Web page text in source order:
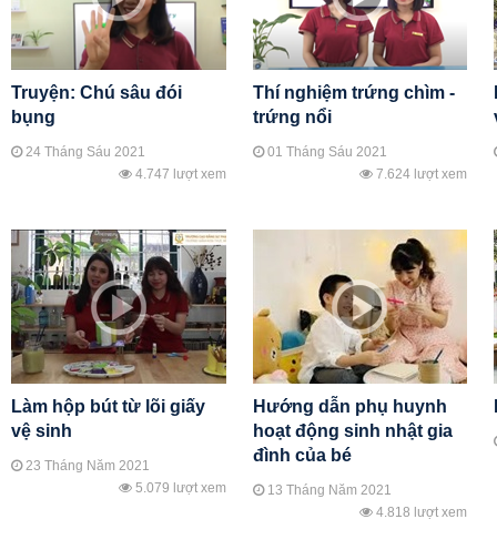
Truyện: Chú sâu đói
bụng
24 Tháng Sáu 2021
4.747 lượt xem
Thí nghiệm trứng chìm -
trứng nổi
01 Tháng Sáu 2021
7.624 lượt xem
Làm hộp bút từ lõi giấy
vệ sinh
23 Tháng Năm 2021
5.079 lượt xem
Hướng dẫn phụ huynh
hoạt động sinh nhật gia
đình của bé
13 Tháng Năm 2021
4.818 lượt xem